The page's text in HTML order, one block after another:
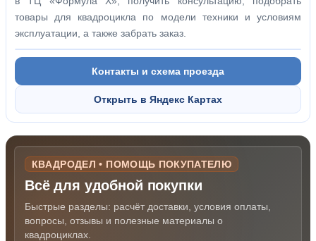
товары для квадроцикла по модели техники и условиям
эксплуатации, а также забрать заказ.
Контакты и схема проезда
Открыть в Яндекс Картах
КВАДРОДЕЛ • ПОМОЩЬ ПОКУПАТЕЛЮ
Всё для удобной покупки
Быстрые разделы: расчёт доставки, условия оплаты,
вопросы, отзывы и полезные материалы о
квадроциклах.